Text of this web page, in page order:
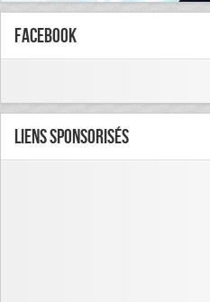
FaceBook
Liens Sponsorisés